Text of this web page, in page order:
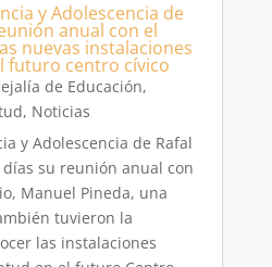
y Adolescencia de
anual con el
nuevas instalaciones
futuro centro cívico
de Educación,
, Noticias
y Adolescencia de Rafal
su reunión anual con
Manuel Pineda, una
tuvieron la
las instalaciones